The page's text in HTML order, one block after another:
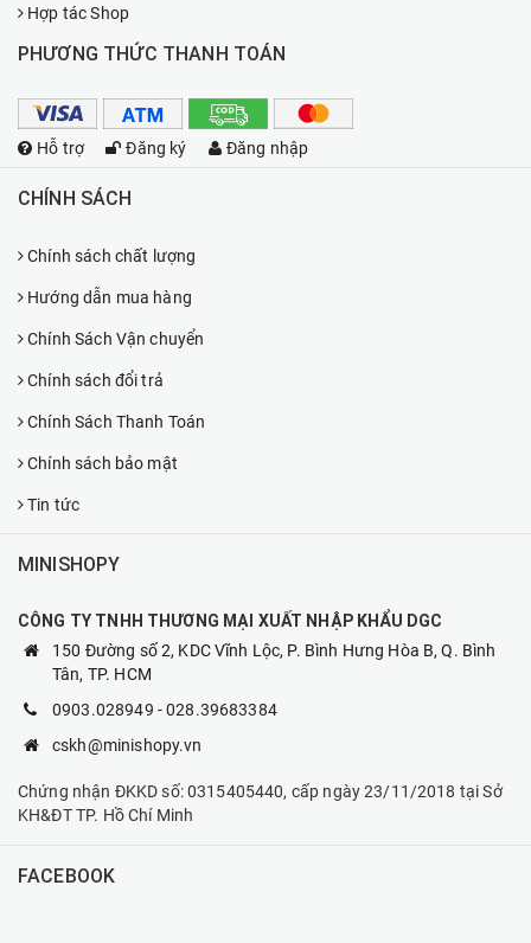
Hợp tác Shop
PHƯƠNG THỨC THANH TOÁN
Hỗ trợ Đăng ký Đăng nhập
CHÍNH SÁCH
Chính sách chất lượng
Hướng dẫn mua hàng
Chính Sách Vận chuyển
Chính sách đổi trả
Chính Sách Thanh Toán
Chính sách bảo mật
Tin tức
MINISHOPY
CÔNG TY TNHH THƯƠNG MẠI XUẤT NHẬP KHẨU DGC
150 Đường số 2, KDC Vĩnh Lộc, P. Bình Hưng Hòa B, Q. Bình
Tân, TP. HCM
0903.028949 -028.39683384
cskh@minishopy.vn
Chứng nhận ĐKKD số: 0315405440, cấp ngày 23/11/2018 tại Sở
KH&ĐT TP. Hồ Chí Minh
FACEBOOK